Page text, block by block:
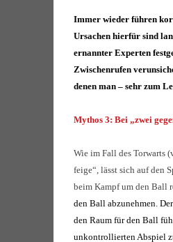
Immer wieder führen
Ursachen hierfür sind
ernannter Experten
Zwischenrufen
denen man – sehr zum
Mythos 3: Bei „zwei
Wie im Fall des Torwarts
feige“, lässt sich auf den
beim Kampf um den Ball
den Ball abzunehmen.
den Raum für den Ball
unkontrollierten Abspiel